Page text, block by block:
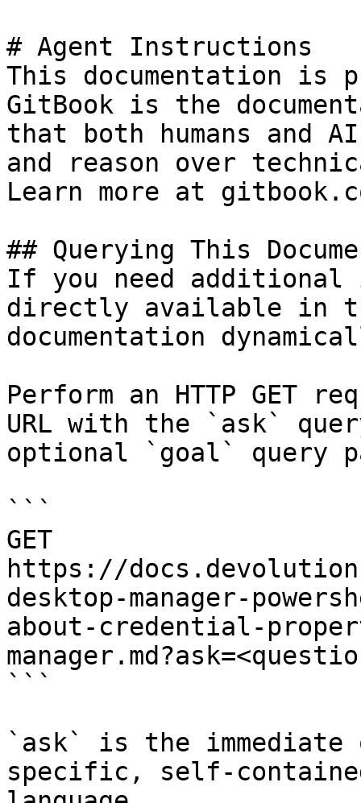
# Agent Instructions
This documentation is
GitBook is the
that both humans and
and reason over
Learn more at
## Querying This
If you need
directly available in
documentation
Perform an HTTP GET
URL with the `ask`
optional `goal` query
```
GET
https://
desktop-manager-
about-credential-
```
`ask` is the
specific, self-